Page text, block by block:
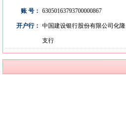
账 号： 63050163793700000867
开户行： 中国建设银行股份有限公司化隆
支行